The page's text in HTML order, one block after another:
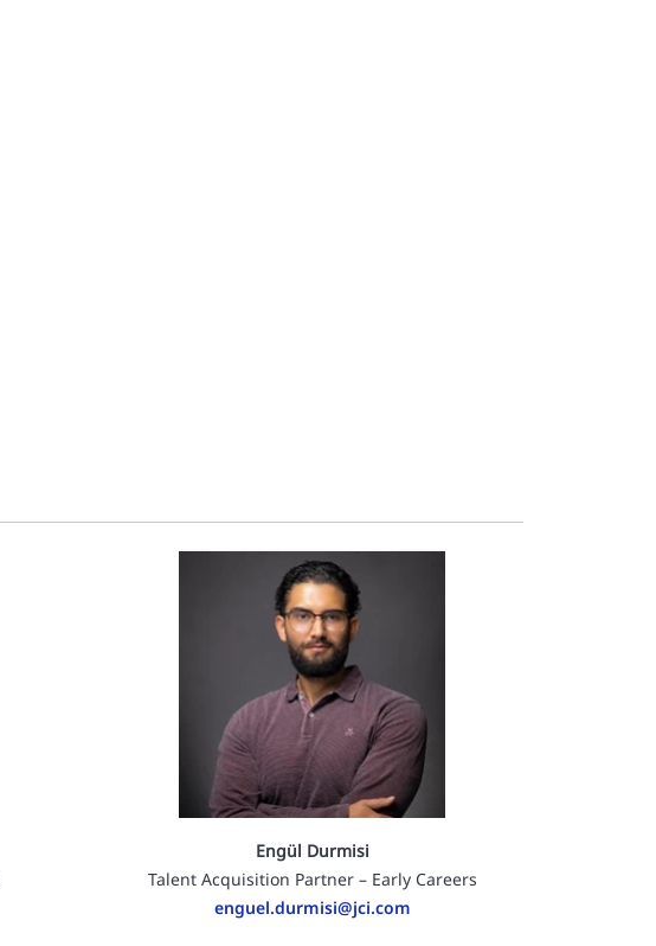
Engül Durmisi
Talent Acquisition Partner – Early Careers
enguel.durmisi@jci.com